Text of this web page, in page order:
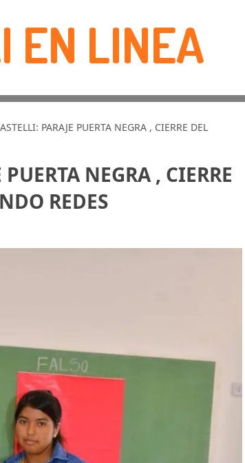
EN LINEA
PARAJE PUERTA NEGRA , CIERRE DEL
NEGRA , CIERRE
REDES